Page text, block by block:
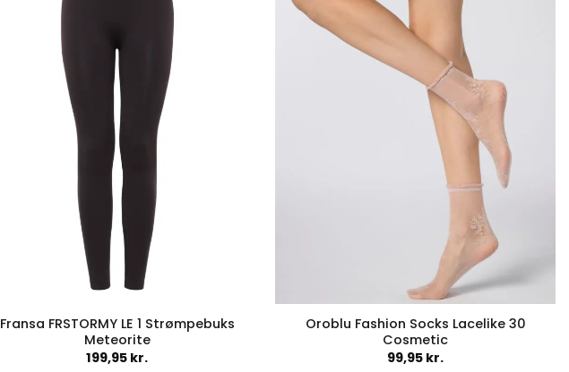
Mulighederne
vælges
på
varesiden
Mulighederne
kan
vælges
varesiden
Fransa FRSTORMY LE 1 Strømpebuks
Meteorite
199,95 kr.
Oroblu Fashion Socks Lacelike 30
Cosmetic
99,95 kr.